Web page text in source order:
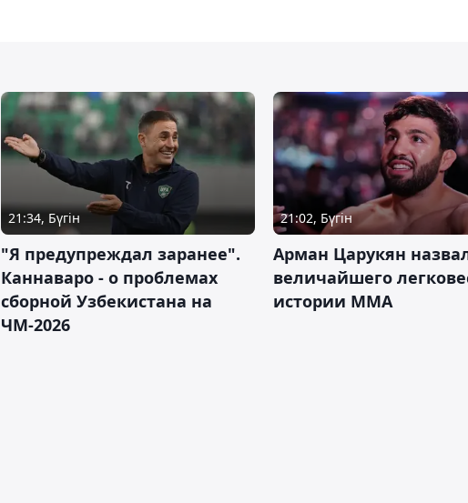
21:34, Бүгін
"Я предупреждал заранее".
Каннаваро - о проблемах
сборной Узбекистана на
ЧМ-2026
21:02, Бүгін
Арман Царукян
величайшего
истории ММА